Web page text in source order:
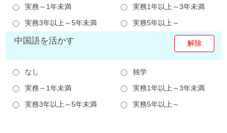
実務～1年未満
実務1年以上～3年未満
実務3年以上～5年未満
実務5年以上～
中国語を活かす
なし
独学
実務～1年未満
実務1年以上～3年未満
実務3年以上～5年未満
実務5年以上～